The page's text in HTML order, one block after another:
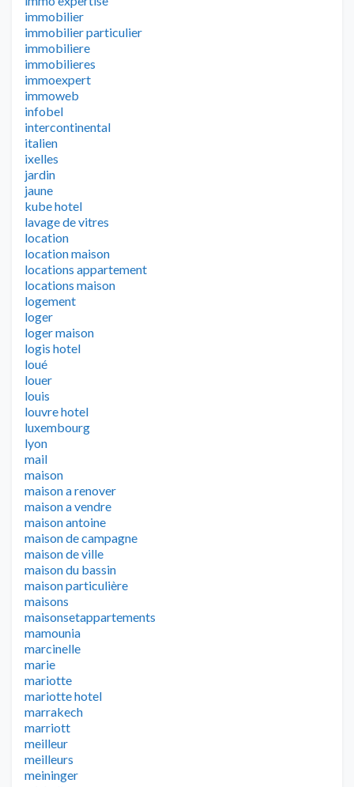
immobilier
immobilier particulier
immobiliere
immobilieres
immoexpert
immoweb
infobel
intercontinental
italien
ixelles
jardin
jaune
kube hotel
lavage de vitres
location
location maison
locations appartement
locations maison
logement
loger
loger maison
logis hotel
loué
louer
louis
louvre hotel
luxembourg
lyon
mail
maison
maison a renover
maison a vendre
maison antoine
maison de campagne
maison de ville
maison du bassin
maison particulière
maisons
maisonsetappartements
mamounia
marcinelle
marie
mariotte
mariotte hotel
marrakech
marriott
meilleur
meilleurs
meininger